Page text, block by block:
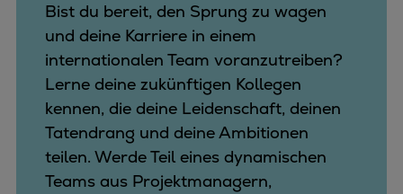
Bist du bereit, den Sprung zu wagen
und deine Karriere in einem
internationalen Team voranzutreiben?
Lerne deine zukünftigen Kollegen
kennen, die deine Leidenschaft, deinen
Tatendrang und deine Ambitionen
teilen. Werde Teil eines dynamischen
Teams aus Projektmanagern,